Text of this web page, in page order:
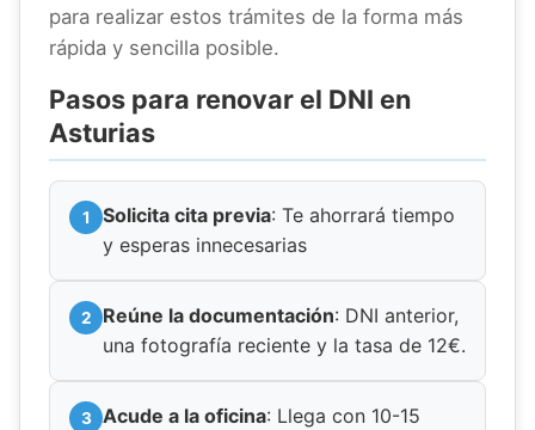
para realizar estos trámites de la forma más
rápida y sencilla posible.
Pasos para renovar el DNI en
Asturias
Solicita cita previa: Te ahorrará tiempo
y esperas innecesarias
Reúne la documentación: DNI anterior,
una fotografía reciente y la tasa de 12€.
Acude a la oficina: Llega con 10-15